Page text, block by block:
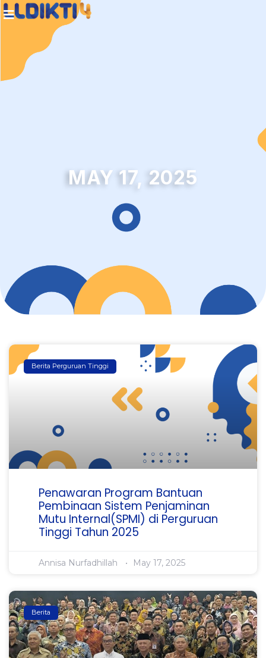
MAY 17, 2025
Berita Perguruan Tinggi
Penawaran Program Bantuan
Pembinaan Sistem Penjaminan
Mutu Internal(SPMI) di Perguruan
Tinggi Tahun 2025
Annisa Nurfadhillah May 17, 2025
Berita